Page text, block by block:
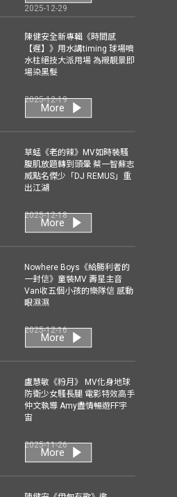
2025-12-29
陳健安全新專輯《時間感
【遲】》用水講timing 球場噴
水柱絕技大派用場 為襯靚景即
場染黑髮
2025-12-19
More
草蜢《老的辣》MV如時裝騷
腹肌放題轉到頭暈 蔡一智蘇志
威點名傑少「DJ REMUS」重
出江湖
2025-12-18
More
Nowhere Boys《給勝利者的
一封信》童裝MV 壽星主音
Van收五個小孩的樂隊信 感動
眼濕濕
2025-12-16
More
盧慧敏《粉月》 MV化身地球
防衛少女騷長腿 電影特效高手
仲文執導 Amy盡情暢遊FF宇
宙
2025-11-26
More